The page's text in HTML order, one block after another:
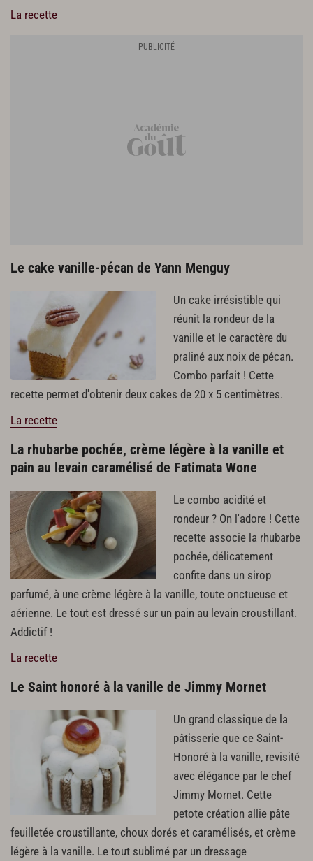
La recette
Le cake vanille-pécan de Yann Menguy
Un cake irrésistible qui
réunit la rondeur de la
vanille et le caractère du
praliné aux noix de pécan.
Combo parfait ! Cette
recette permet d'obtenir deux cakes de 20 x 5 centimètres.
La recette
La rhubarbe pochée, crème légère à la vanille et
pain au levain caramélisé de Fatimata Wone
Le combo acidité et
rondeur ? On l'adore ! Cette
recette associe la rhubarbe
pochée, délicatement
confite dans un sirop
parfumé, à une crème légère à la vanille, toute onctueuse et
aérienne. Le tout est dressé sur un pain au levain croustillant.
Addictif !
La recette
Le Saint honoré à la vanille de Jimmy Mornet
Un grand classique de la
pâtisserie que ce Saint-
Honoré à la vanille, revisité
avec élégance par le chef
Jimmy Mornet. Cette
petote création allie pâte
feuilletée croustillante, choux dorés et caramélisés, et crème
légère à la vanille. Le tout sublimé par un dressage